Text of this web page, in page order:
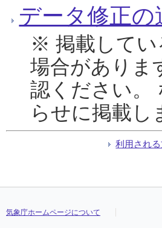
データ修正
※ 掲載してい
場合がありま
認ください。
らせに掲載し
利用され
気象庁ホームページについて